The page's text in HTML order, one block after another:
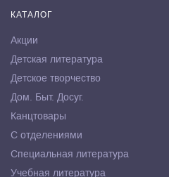
КАТАЛОГ
Акции
Детская литература
Детское творчество
Дом. Быт. Досуг.
Канцтовары
С отделениями
Специальная литература
Учебная литература